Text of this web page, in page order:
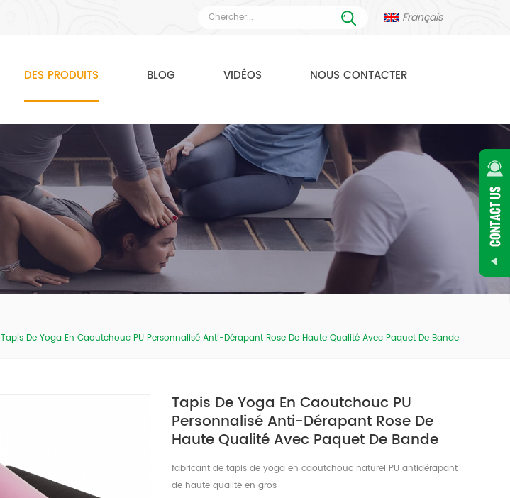
Français
DES PRODUITS BLOG VIDÉOS NOUS CONTACTER
Tapis De Yoga En Caoutchouc PU Personnalisé Anti-Dérapant Rose De Haute Qualité Avec Paquet De Bande
Tapis De Yoga En Caoutchouc PU
Personnalisé Anti-Dérapant Rose De
Haute Qualité Avec Paquet De Bande
fabricant de tapis de yoga en caoutchouc naturel PU antidérapant
de haute qualité en gros